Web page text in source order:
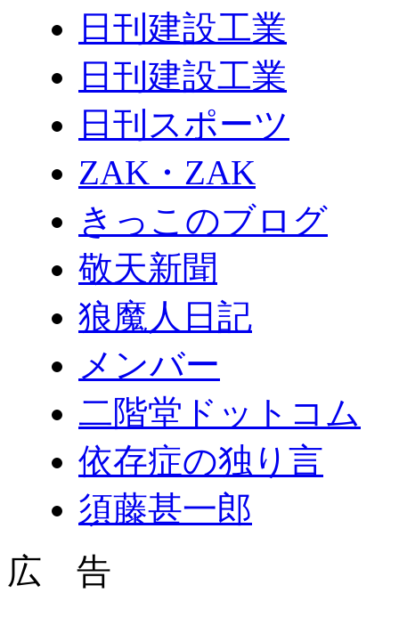
日刊建設工業
日刊建設工業
日刊スポーツ
ZAK・ZAK
きっこのブログ
敬天新聞
狼魔人日記
メンバー
二階堂ドットコム
依存症の独り言
須藤甚一郎
広 告